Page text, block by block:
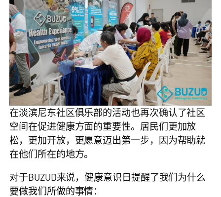
在淡滨尼东社区俱乐部的活动也再次确认了社区
空间在促进健康方面的重要性。居民们更加放
松，更加开放，更愿意迈出第一步，因为帮助就
在他们所在的地方。
对于BUZUD来说，健康意识日提醒了我们为什么
要做我们所做的事情：